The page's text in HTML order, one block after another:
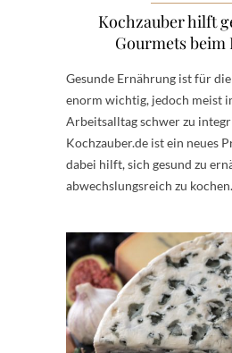
Kochzauber hilft
Gourmets beim
Gesunde Ernährung ist für
enorm wichtig, jedoch meist
Arbeitsalltag schwer zu
Kochzauber.de ist ein neues
dabei hilft, sich gesund zu
abwechslungsreich zu